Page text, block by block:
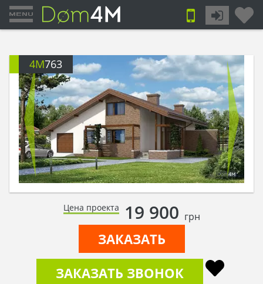
4M763
Цена проекта 19 900 грн
ЗАКАЗАТЬ
ЗАКАЗАТЬ ЗВОНОК